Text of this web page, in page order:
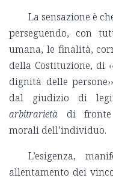
La sensazione è
perseguendo, con
umana, le finalità,
della Costituzione, di
dignità delle persone››
dal giudizio di
arbitrarietà di
morali dell’individuo.
L’esigenza,
allentamento dei